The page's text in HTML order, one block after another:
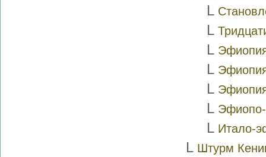
L
L
L
L
L
L Эфиопо-
L Итало-
L Штурм